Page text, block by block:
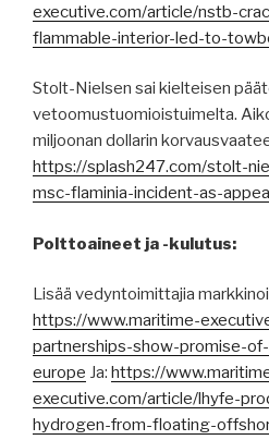
executive.com/article/nstb-
flammable-interior-led-to-
Stolt-Nielsen sai kielteisen
vetoomustuomioistuimelta.
miljoonan dollarin
https://splash247.com/stolt-
msc-flaminia-incident-as-
Polttoaineet ja -kulutus:
Lisää vedyntoimittajia
https://www.maritime-
partnerships-show-promise-
europe Ja: https://
executive.com/article/lhyfe-
hydrogen-from-floating-